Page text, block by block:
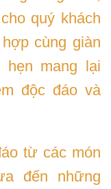
quý khách
cùng giàn
hẹn mang lại
độc đáo và
từ các món
đến những